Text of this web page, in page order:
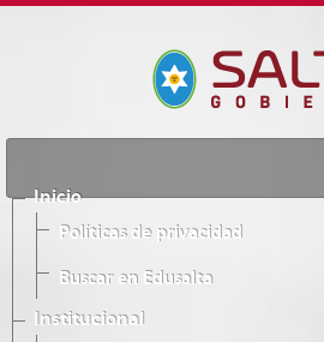
Inicio
Políticas de privacidad
Buscar en Edusalta
Institucional